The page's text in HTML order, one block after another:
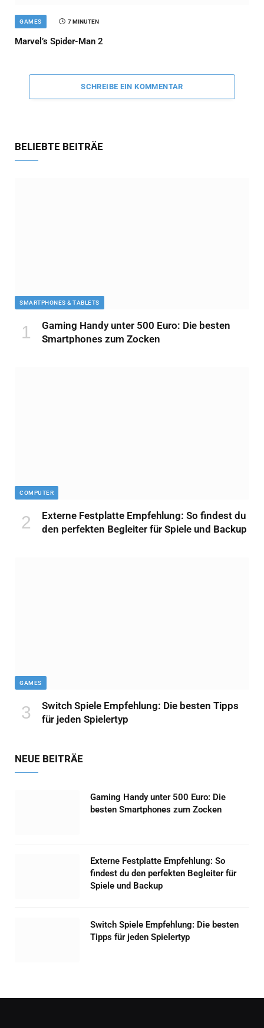
GAMES 7 MINUTEN
Marvel’s Spider-Man 2
SCHREIBE EIN KOMMENTAR
BELIEBTE BEITRÄE
SMARTPHONES & TABLETS
Gaming Handy unter 500 Euro: Die besten
Smartphones zum Zocken
COMPUTER
Externe Festplatte Empfehlung: So findest du
den perfekten Begleiter für Spiele und Backup
GAMES
Switch Spiele Empfehlung: Die besten Tipps
für jeden Spielertyp
NEUE BEITRÄE
Gaming Handy unter 500 Euro: Die
besten Smartphones zum Zocken
Externe Festplatte Empfehlung: So
findest du den perfekten Begleiter für
Spiele und Backup
Switch Spiele Empfehlung: Die besten
Tipps für jeden Spielertyp